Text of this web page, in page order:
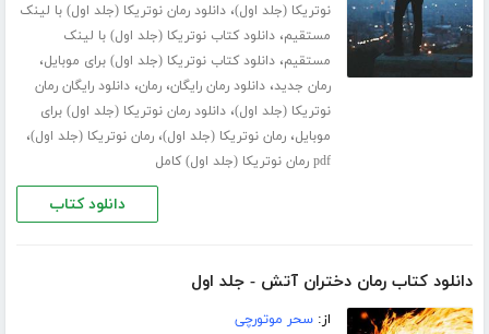
نوتریکا (جلد اول)،دانلود رمان نوتریکا (جلد اول) با لینک
مستقیم،دانلود کتاب نوتریکا (جلد اول) با لینک
مستقیم،دانلود کتاب نوتریکا (جلد اول) برای موبایل،
رمان جدید،دانلود رمان رایگان،رمان،دانلود رایگان رمان
نوتریکا (جلد اول)،دانلود رمان نوتریکا (جلد اول) برای
موبایل،رمان نوتریکا (جلد اول)،رمان نوتریکا (جلد اول)،
pdf رمان نوتریکا (جلد اول) کامل
دانلود کتاب
دانلود کتاب رمان دختران آتش - جلد اول
از:سحر موتورچی